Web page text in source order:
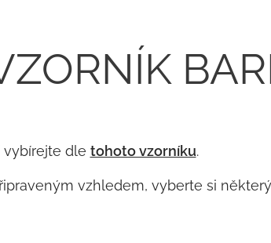
vybírejte dle tohoto vzorníku.
vzhledem, vyberte si